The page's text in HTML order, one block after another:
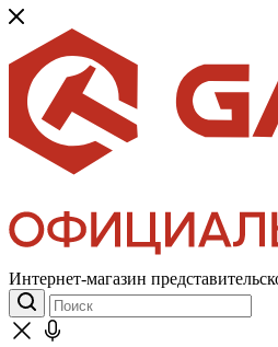
Интернет-магазин